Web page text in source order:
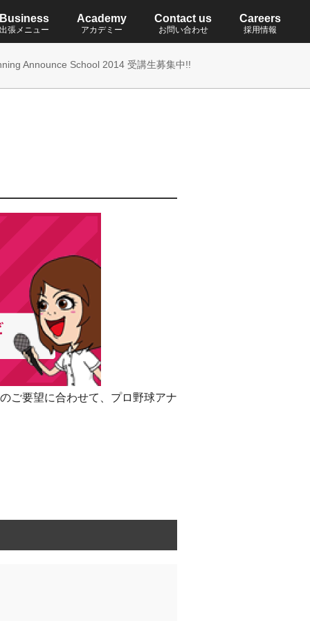
Business
出張メニュー
Academy
アカデミー
Contact us
お問い合わせ
Careers
採用情報
Announce School 2014 受講生募集中!!
ご要望に合わせて、プロ野球アナ